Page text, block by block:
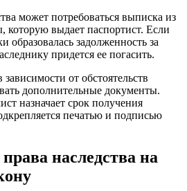
может потребоваться выписка из
которую выдает паспортист. Если
образовалась задолженность за
придется ее погасить.
от обстоятельств
дополнительные документы.
назначает срок получения
печатью и подписью
наследства на